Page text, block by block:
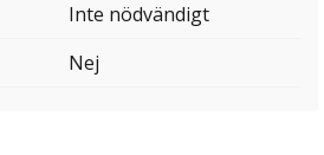
Inte nödvändigt
Nej